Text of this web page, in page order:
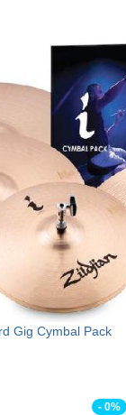
Gig Cymbal Pack
- 0%